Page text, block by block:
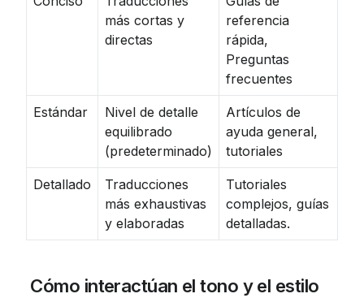
más cortas y
directas
referencia
rápida,
Preguntas
frecuentes
Estándar
Nivel de detalle
equilibrado
(predeterminado)
Artículos de
ayuda general,
tutoriales
Detallado
Traducciones
más exhaustivas
y elaboradas
Tutoriales
complejos, guías
detalladas.
Cómo interactúan el tono y el estilo